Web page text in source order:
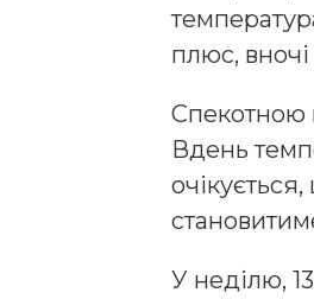
плюс,
Спекотною
Вдень
У неділю,